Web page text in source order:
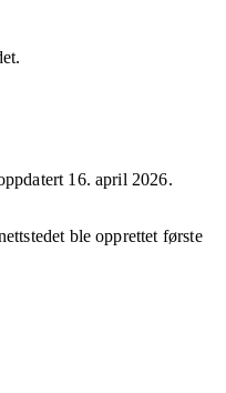
16. april 2026.
ble opprettet første